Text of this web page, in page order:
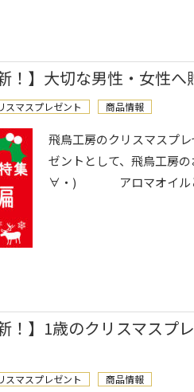
！】大切な男性・女性
スマスプレゼント 商品情報
飛鳥工房のクリスマスプ
ゼントとして、飛鳥工房
∀・) アロマオイルと
！】1歳のクリスマス
スマスプレゼント 商品情報